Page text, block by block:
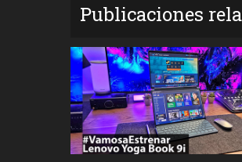
Publicaciones